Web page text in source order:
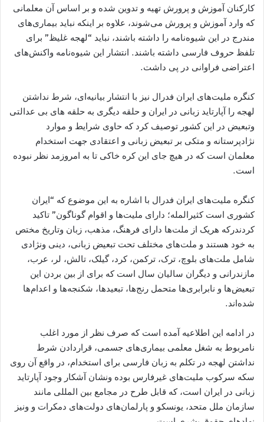
کارکنان آموزش و پرورش تهیه و تدوین شده و بر اساس آن معلمانی
که وارد آموزش و پرورش می‌شوند، علاوه بر اینکه نباید بیماری‌های
مندرج در این شیوه‌نامه را داشته باشند، نباید “لهجه غلیظ” برای
تلفظ حروف فارسی داشته باشند. انتشار این شیوه‌نامه واکنش‌های
اعتراضی فراوانی در پی داشت.
کنگره ملیت‌های ایران فدرال نیز با انتشار بیانیه‌ای، شرط نداشتن
لهجه را آپارتاید زبانی در ایران و حلقه دیگری به حلقه های بی عدالتی
وتبعیض در این کشور توصیف کرد که حاوی شرایط و موارد
نژادپرستانه و متکی بر تبعیض زبانی و اعتقادی جهت استخدام
معلمان است که در هیچ جای این کره خاکی تا به امروزمد نظر نبوده
است.
کنگره ملیت‌های ایران فدرال با اشاره به این موضوع که “ایران
کشوری است کثیرالمله؛ دارای ملیت‌ها و اقوام گوناگون” تاکید
کردندرکه هریک از ملت‌ها دارای فرهنگ، مذهب، زبان وتاریخ مختص
به خود هستند و ملت‌های مختلف تحت تبعیض زبانی، دینی ونژادی
شامل ملت‌های بلوچ، ترک، ترکمن، کرد، گیلک، تالش، لر، عرب،
مازندرانی و دیگران سالیان سال است که برای از بین بردن این
تبعیض‌ها و نابرابری‌ها متحمل رنج‌ها، تبعیدها، شکنجه‌ها و اعدام‌ها
شده‌اند.
در ادامه این اطلاعیه آمده است که صرف نظر از مورد اغلب
نامربوط به شغل معلمی بیماری‌های جسمی، قراردادن شرط
نداشتن لهجه در تکلم به زبان فارسی برای استخدام، در واقع آن روی
سکه سرکوب ملیت‌های غیرفارس بوده ونشان آشکار وجود آپارتاید
زبانی در ایران است، که قابل طرح در مجامع بین المللی مانند
سازمان ملل متحد، یونسکو و پارلمان‌های دولت‌های دمکرات و ونیز